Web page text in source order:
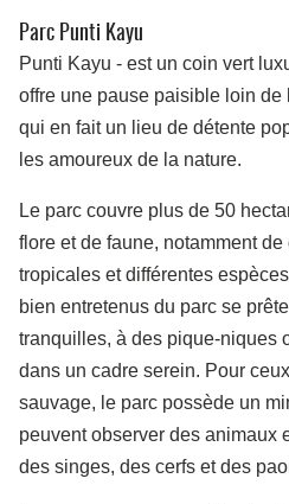
Parc Punti Kayu
Punti Kayu - est un coin vert
offre une pause paisible loin
qui en fait un lieu de détente
les amoureux de la nature.
Le parc couvre plus de 50
flore et de faune, notamment
tropicales et différentes
bien entretenus du parc se
tranquilles, à des pique-niques
dans un cadre serein. Pour
sauvage, le parc possède un
peuvent observer des animaux
des singes, des cerfs et des